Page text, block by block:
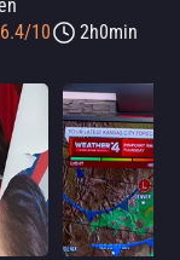
6.4/10
2h0min